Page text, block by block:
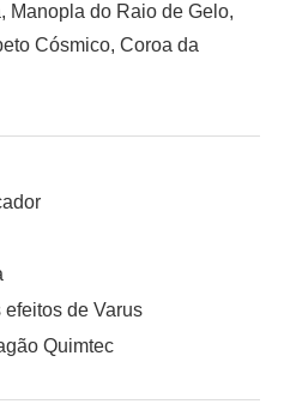
Manopla do Raio de Gelo,
Cósmico, Coroa da
de Varus
Quimtec